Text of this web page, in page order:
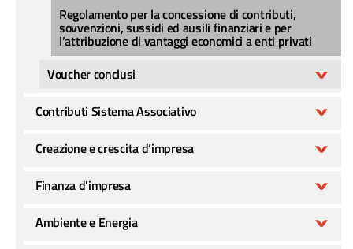
Regolamento per la concessione di contributi,
sovvenzioni, sussidi ed ausili finanziari e per
l’attribuzione di vantaggi economici a enti privati
Voucher conclusi
Contributi Sistema Associativo
Creazione e crescita d’impresa
Finanza d'impresa
Ambiente e Energia